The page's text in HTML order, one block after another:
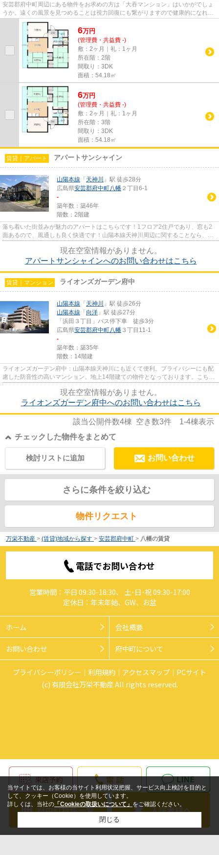
安芸郡府中町周辺にある物件をお求めの方は「大吞マンション」はいかがでしょ
うか。遠くの風景を見つめることは視力回復にも繋がりますので健康的になれま
す。こちらの物件はマンショ...
6万円
(管理費・共益費 -)
敷：2ヶ月｜礼：1ヶ月
所在階：2階
間取り：3DK
面積：54.18㎡
6万円
(管理費・共益費 -)
敷：2ヶ月｜礼：1ヶ月
所在階：3階
間取り：3DK
面積：54.18㎡
賃貸｜アパート アパートサンシャイン
山陽本線 「天神川
」駅 徒歩28分
広島県安芸郡府中町八幡 ２丁目6-1
-
築年数：築46年
階数：2階建
落ち着いた街並みが魅力のアパートはこちらです！1フロア2住戸であり、窓も2
面あるので、風通しも良く快適です！山陽本線天神川周辺に関することなら、万
栄不動産までお問い合わせくだ...
現在空室情報がありません。
アパートサンシャインへのお問い合わせはこちら
賃貸｜マンション ライオンズガーデン府中
山陽本線 「天神川
」駅 徒歩26分
山陽本線 「向洋 」駅 徒歩27分
「浜田３丁目」バス停下車 徒歩3分
広島県安芸郡府中町八幡 ３丁目11-1
-
築年数：築35年
階数：14階建
ライオンズガーデン府中：山陽本線天神川にも近くて便利。プライバシーにも配
慮した防音性の高いマンション。地上14階建ての物件となっております。こちら
の物件は陽当たりが良好です...
現在空室情報がありません。
ライオンズガーデン府中へのお問い合わせはこちら
該当公開件数4棟 空き数3件 1-4棟表示
チェックした物件をまとめて
お問い合わせ
検討リストに追加
さらに条件を絞り込む
物件リクエスト
万栄不動産 > (賃貸)地域から探す > 安芸郡府中町 > 八幡の賃貸
電話でお問い合わせ
営業時間：平日 09:30-18:30、 土･日･祝 09:30-17:00
定休日：年末年始、GW、お盆
ホーム 会社概要
お問い合わせ 府中町について
プライバシーポリシー 利用規約 アクセスマップ
PCサイト
(c) 有限会社万栄不動産 All rights reserved.
当サイトでは、お客様の当サイト利用状況把握、サービス向上検討を目的と
して、クッキー（Cookie）を使用しています。
詳しくは、当社の 「Cookieの取扱いについて」 をご確認ください。
閉じる